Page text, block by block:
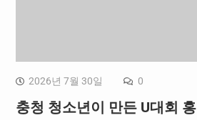
2026년 7월 30일 0
충청 청소년이 만든 U대회